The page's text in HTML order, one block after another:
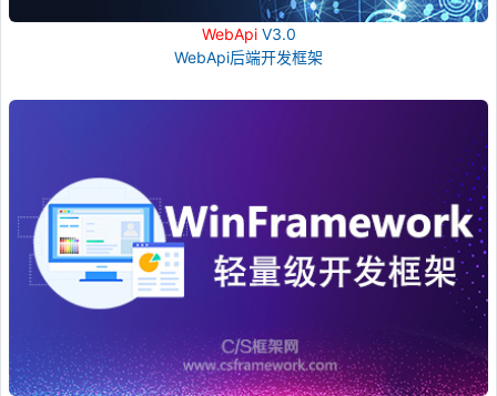
WebApiV3.0
WebApi后端开发框架